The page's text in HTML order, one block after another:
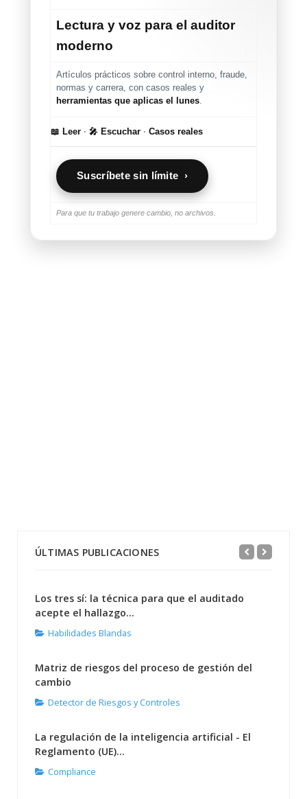
Lectura y voz para el auditor
moderno
Artículos prácticos sobre control interno, fraude,
normas y carrera, con casos reales y
herramientas que aplicas el lunes.
📖 Leer · 🎤 Escuchar · Casos reales
Suscríbete sin límite ›
Para que tu trabajo genere cambio, no archivos.
ÚLTIMAS PUBLICACIONES
Los tres sí: la técnica para que el auditado
acepte el hallazgo...
Habilidades Blandas
Matriz de riesgos del proceso de gestión del
cambio
Detector de Riesgos y Controles
La regulación de la inteligencia artificial - El
Reglamento (UE)...
Compliance